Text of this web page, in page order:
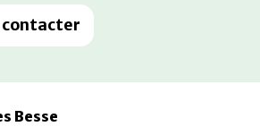
contacter
Besse